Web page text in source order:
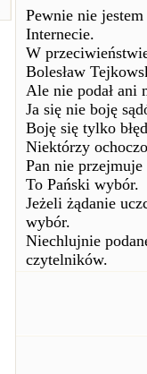
Pewnie nie
Internecie.
W
Bolesław
Ale nie podał ani
Ja się nie boję
Boję się tylko
Niektórzy
Pan nie
To Pański wybór.
Jeżeli żądanie
wybór.
Niechlujnie
czytelników.